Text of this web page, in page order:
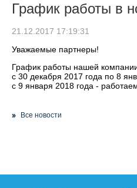
График работы в
21.12.2017 17:19:31
Уважаемые партнеры!
График работы нашей
с 30 декабря 2017 года по 8
c 9 января 2018 года -
Все новости